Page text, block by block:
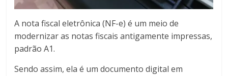
A nota fiscal eletrônica (NF-e) é um meio de
modernizar as notas fiscais antigamente impressas,
padrão A1.
Sendo assim, ela é um documento digital em